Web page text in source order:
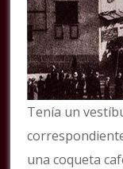
Tenía un
una coqueta